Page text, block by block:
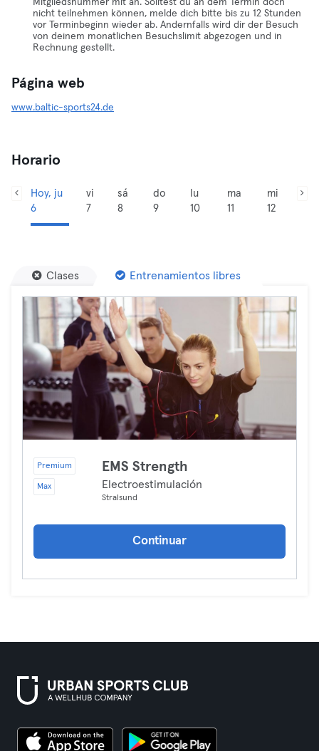
Mitgliedsnummer mit an. Solltest du an dem Termin doch
nicht teilnehmen können, melde dich bitte bis zu 12 Stunden
vor Terminbeginn wieder ab. Andernfalls wird dir der Besuch
von deinem monatlichen Besuchslimit abgezogen und in
Rechnung gestellt.
Página web
www.baltic-sports24.de
Horario
Hoy, ju
6
vi
7
sá
8
do
9
lu
10
ma
11
mi
12
Clases Entrenamientos libres
Premium
Max
EMS Strength
Electroestimulación
Stralsund
Continuar